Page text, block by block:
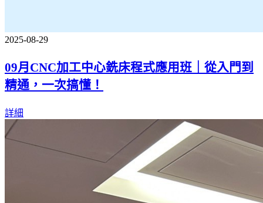
2025-08-29
09月CNC加工中心銑床程式應用班｜從入門到
精通，一次搞懂！
詳細